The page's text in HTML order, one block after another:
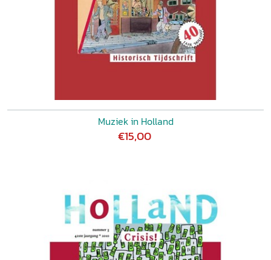
Muziek in Holland
€15,00